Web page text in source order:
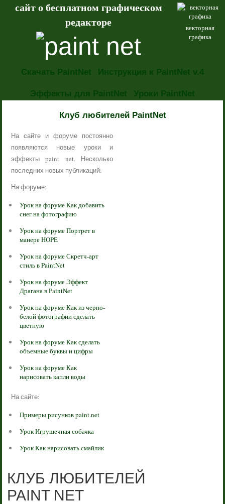
векторная
графика
сайт о бесплатном графическом
редакторе
Скачать PaintNet Инструкция к PaintNet v.4
Эффекты для PaintNet Уроки PaintNet
Клуб любителей PaintNet
На сайте и форуме постоянно
появляются новые уроки и
эффекты paint net. Несколько
последних новых публикаций:
На форуме:
Урок на форуме Как добавить
снег на фотографию
Урок на форуме Портрет в
манере HOPE
Урок на форуме Скретч-арт
стиль в PaintNet
Урок на форуме Эффект
Драгана в PaintNet
Урок на форуме Как из черно-
белой фотографии сделать
цветную
Урок на форуме Как сделать
объемные буквы и цифры
Урок на форуме Как
нарисовать капли воды
На сайте:
Примеры рисунков paint.net
Урок Игрушечная собачка
Урок Как нарисовать смайлик
КЛУБ ЛЮБИТЕЛЕЙ
PAINT NET